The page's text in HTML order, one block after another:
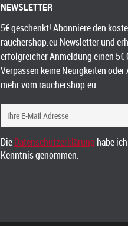
NEWSLETTER
5€ geschenkt! Abonniere den
rauchershop.eu Newsletter und
erfolgreicher Anmeldung einen 5€
Verpassen keine Neuigkeiten oder
mehr vom rauchershop.eu.
DieDatenschutzerklärung habe
Kenntnis genommen.